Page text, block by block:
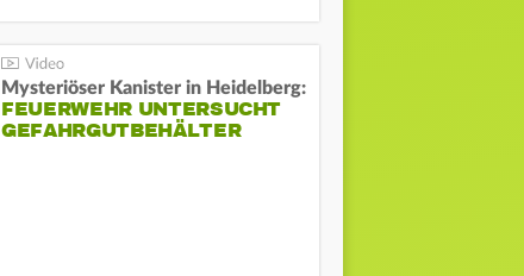
Mysteriöser Kanister in Heidelberg:
FEUERWEHR UNTERSUCHT
GEFAHRGUTBEHÄLTER